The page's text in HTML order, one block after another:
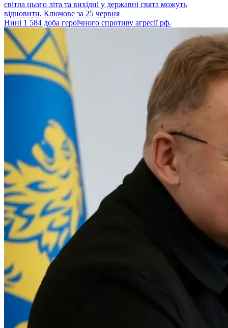
світла цього літа та вихідні у державні свята можуть
відновити. Ключове за 25 червня
Нині 1 584 доба героїчного спротиву агресії рф.